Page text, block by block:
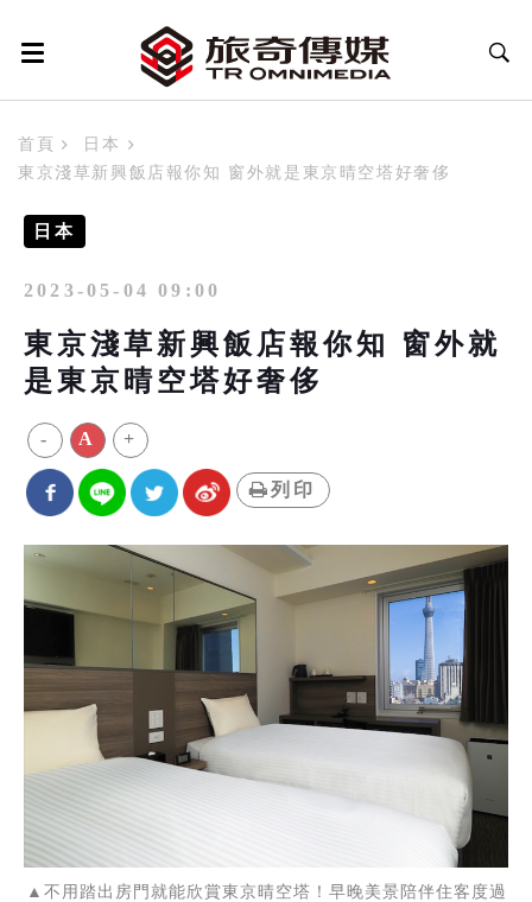
首頁
日本
東京淺草新興飯店報你知 窗外就是東京晴空塔好奢侈
日本
2023-05-04 09:00
東京淺草新興飯店報你知 窗外就
是東京晴空塔好奢侈
- A +
列印
▲不用踏出房門就能欣賞東京晴空塔！早晚美景陪伴住客度過